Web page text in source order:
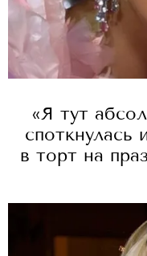
«Я тут
споткнулась
в торт на